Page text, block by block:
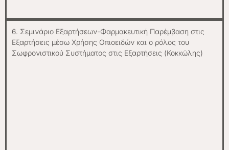
6. Σεμινάριο Εξαρτήσεων-Φαρμακευτική Παρέμβαση στις
Εξαρτήσεις μέσω Χρήσης Οπιοειδών και ο ρόλος του
Σωφρονιστικού Συστήματος στις Εξαρτήσεις (Κοκκώλης)